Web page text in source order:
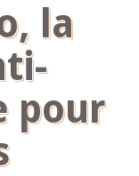
la
pour